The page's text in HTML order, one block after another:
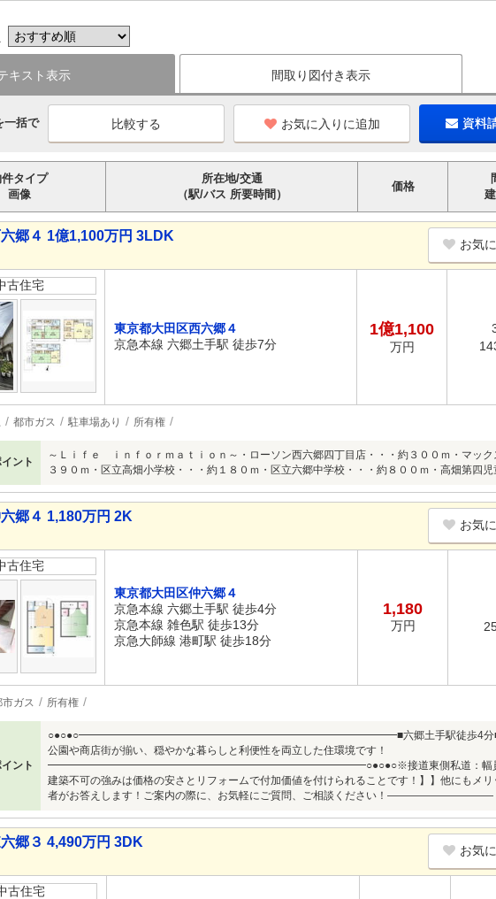
キスト表示 間取り図付き表示
一括で お気に入りに追加 資料
タイプ
画像
所在地/交通
（駅/バス 所要時間）
価格
郷４ 1億1,100万円 3LDK
お気
古住宅
東京都大田区西六郷４
京急本線 六郷土手駅 徒歩7分
1億1,100
万円
都市ガス 駐車場あり 所有権
ント
～Ｌｉｆｅ ｉｎｆｏｒｍａｔｉｏｎ～・ローソン西六郷四丁目店・・・約３００ｍ・マッ
３９０ｍ・区立高畑小学校・・・約１８０ｍ・区立六郷中学校・・・約８００ｍ・高畑第四
郷４ 1,180万円 2K
お気
古住宅
東京都大田区仲六郷４
京急本線 六郷土手駅 徒歩4分
京急本線 雑色駅 徒歩13分
京急大師線 港町駅 徒歩18分
1,180
万円
市ガス 所有権
ント
○●○●○━━━━━━━━━━━━━━━━━━━━━━━━━━━━━━■六郷土手駅徒歩4分■都市ガ
公園や商店街が揃い、穏やかな暮らしと利便性を両立した住環境です！
━━━━━━━━━━━━━━━━━━━━━━━━━━━━━━○●○●○※接道東側私道：幅員
建築不可の強みは価格の安さとリフォームで付加価値を付けられることです！】】他にもメ
者がお答えします！ご案内の際に、お気軽にご質問、ご相談ください！――――――――――
郷３ 4,490万円 3DK
お気
古住宅